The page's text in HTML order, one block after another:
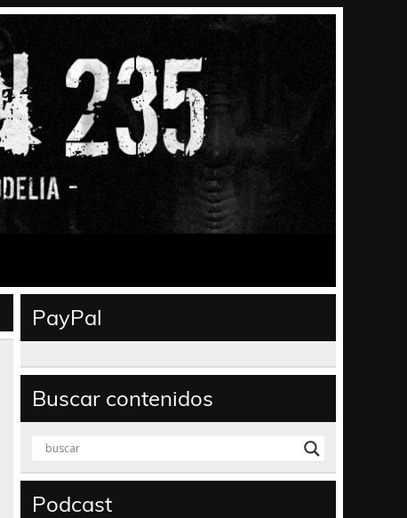
PayPal
Buscar contenidos
Podcast